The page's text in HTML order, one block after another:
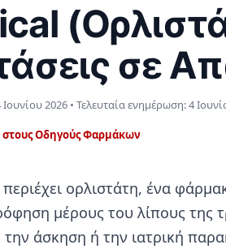
σε
Ιουνίου 2026 • Τελευταία ενημέρωση:4
Οδηγούς Φαρμάκων
ορλιστάτη, ένα
μέρους του λίπους της
την άσκηση ή την ιατρική